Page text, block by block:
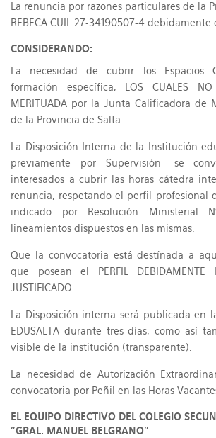
La renuncia por razones particulares de la
REBECA CUIL 27-34190507-4
CONSIDERANDO:
La necesidad de cubrir los Espacios
formación específica, LOS CUALES NO
MERITUADA por la Junta Calificadora de
de la Provincia de Salta.
La Disposición Interna de la Institución
previamente por Supervisión- se
interesados a cubrir las horas cátedra
renuncia, respetando el perfil profesional
indicado por Resolución Ministerial
lineamientos dispuestos en las mismas.
Que la convocatoria está destínada a
que posean el PERFIL DEBIDAMENTE
JUSTIFICADO.
La Disposición interna será publicada en
EDUSALTA durante tres días, como así
visible de la institución (transparente).
La necesidad de Autorización
convocatoria por Peñil en las Horas
EL EQUIPO DIRECTIVO DEL COLEGIO
"GRAL. MANUEL BELGRANO"